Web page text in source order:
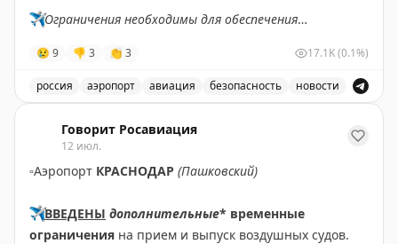
✈️Ограничения необходимы для обеспечения
✈️ Говорит Росавиация|МАХ
😢 9 👎 3 👏 3 17.1K(0.1%)
россия аэропорт авиация безопасность новости
Говорит Росавиация
12 июл.
▫️Аэропорт КРАСНОДАР (Пашковский)
✈️ВВЕДЕНЫ дополнительные* временные
ограничения на прием и выпуск воздушных судов.